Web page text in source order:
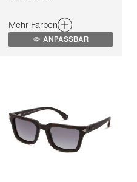
Mehr Farben
ANPASSBAR